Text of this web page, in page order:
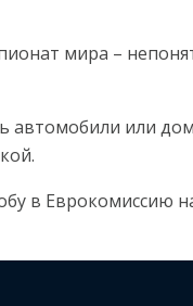
мира –
или
в Еврокомиссию